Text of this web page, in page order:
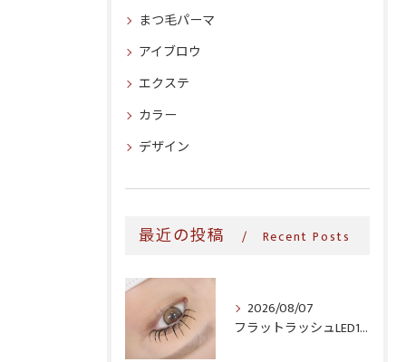
まつ毛パーマ
アイブロウ
エクステ
カラー
デザイン
最近の投稿 Recent Posts
2026/08/07
フラットラッシュLED100本＆ヘルシー‎🤍